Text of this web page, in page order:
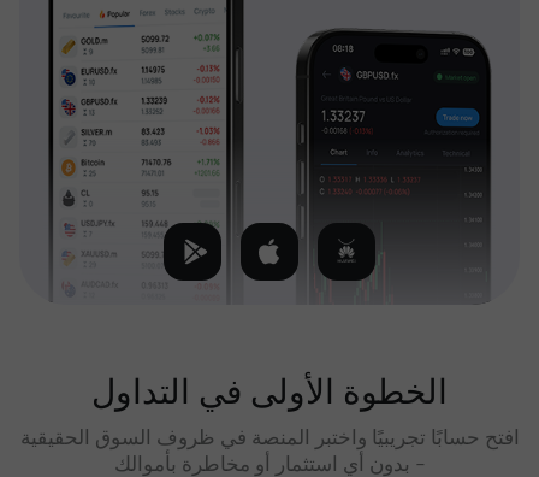
الخطوة الأولى في التداول
افتح حسابًا تجريبيًا واختبر المنصة في ظروف السوق الحقيقية
- بدون أي استثمار أو مخاطرة بأموالك